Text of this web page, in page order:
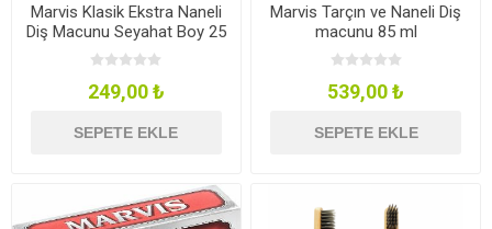
Marvis Klasik Ekstra Naneli
Diş Macunu Seyahat Boy 25
ml
249,00 ₺
SEPETE EKLE
Marvis Tarçın ve Naneli Diş
macunu 85 ml
539,00 ₺
SEPETE EKLE